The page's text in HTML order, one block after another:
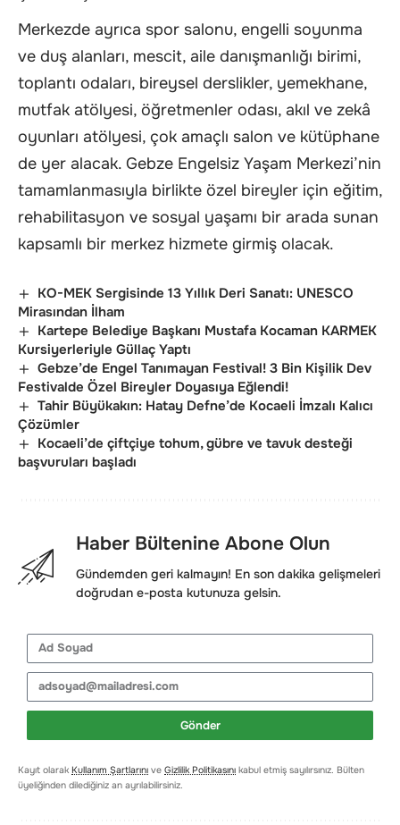
Merkezde ayrıca spor salonu, engelli soyunma
ve duş alanları, mescit, aile danışmanlığı birimi,
toplantı odaları, bireysel derslikler, yemekhane,
mutfak atölyesi, öğretmenler odası, akıl ve zekâ
oyunları atölyesi, çok amaçlı salon ve kütüphane
de yer alacak. Gebze Engelsiz Yaşam Merkezi’nin
tamamlanmasıyla birlikte özel bireyler için eğitim,
rehabilitasyon ve sosyal yaşamı bir arada sunan
kapsamlı bir merkez hizmete girmiş olacak.
KO-MEK Sergisinde 13 Yıllık Deri Sanatı: UNESCO
Mirasından İlham
Kartepe Belediye Başkanı Mustafa Kocaman KARMEK
Kursiyerleriyle Güllaç Yaptı
Gebze’de Engel Tanımayan Festival! 3 Bin Kişilik Dev
Festivalde Özel Bireyler Doyasıya Eğlendi!
Tahir Büyükakın: Hatay Defne’de Kocaeli İmzalı Kalıcı
Çözümler
Kocaeli’de çiftçiye tohum, gübre ve tavuk desteği
başvuruları başladı
Haber Bültenine Abone Olun
Gündemden geri kalmayın! En son dakika gelişmeleri
doğrudan e-posta kutunuza gelsin.
Gönder
Kayıt olarak Kullanım Şartlarını ve Gizlilik Politikasını kabul etmiş sayılırsınız. Bülten
üyeliğinden dilediğiniz an ayrılabilirsiniz.